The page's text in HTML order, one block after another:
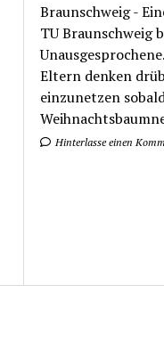
Braunschweig -
TU Braunschweig
Eltern denken
einzunetzen
Hinterlasse einen